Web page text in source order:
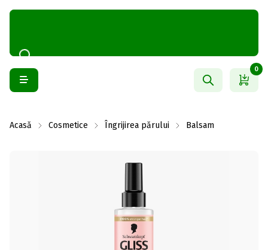
0
Acasă Cosmetice Îngrijirea părului Balsam